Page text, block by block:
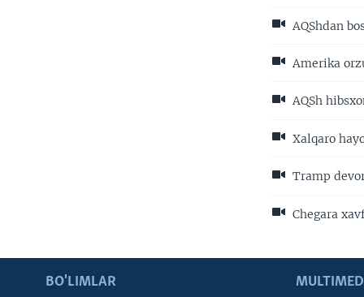
AQShdan
Amerika
AQSh
Xalqaro
Tramp
Chegara
BO'LIMLAR